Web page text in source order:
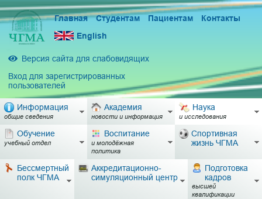
Главная Студентам Пациентам
Контакты
English
Версия сайта для слабовидящих
Вход для зарегистрированных
пользователей
Информация
общие сведения
Академия
новости и информация
Наука
и исследования
Обучение
учебный отдел
Воспитание
и молодёжная
политика
Спортивная
жизнь ЧГМА
Бессмертный
полк ЧГМА
Аккредитационно-
симуляционный центр
Подготовка
кадров
высшей
квалификации